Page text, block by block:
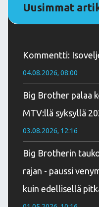
Uusimmat
Kommentti:
04.08.2026, 08:00
Big Brother palaa
MTV:llä syksyllä
03.08.2026, 12:16
Big Brotherin
rajan - paussi
kuin edellisellä